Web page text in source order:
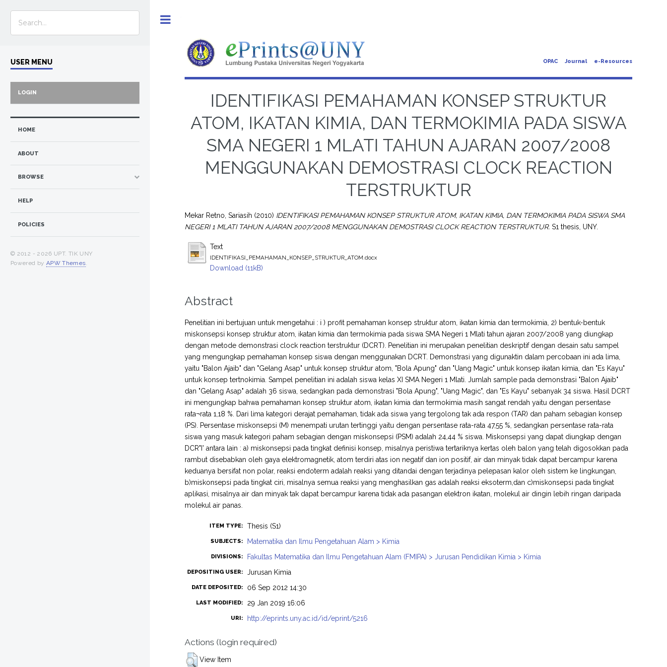
OPAC Journal e-Resources
IDENTIFIKASI PEMAHAMAN KONSEP STRUKTUR
ATOM, IKATAN KIMIA, DAN TERMOKIMIA PADA SISWA
SMA NEGERI 1 MLATI TAHUN AJARAN 2007/2008
MENGGUNAKAN DEMOSTRASI CLOCK REACTION
TERSTRUKTUR
Mekar Retno, Sariasih (2010) IDENTIFIKASI PEMAHAMAN KONSEP STRUKTUR ATOM, IKATAN KIMIA, DAN TERMOKIMIA PADA SISWA SMA
NEGERI 1 MLATI TAHUN AJARAN 2007/2008 MENGGUNAKAN DEMOSTRASI CLOCK REACTION TERSTRUKTUR. S1 thesis, UNY.
Text
IDENTIFIKASI_PEMAHAMAN_KONSEP_STRUKTUR_ATOM.docx
Download (11kB)
Abstract
Penelitian ini bertujuan untuk mengetahui : i ) profit pemahaman konsep struktur atom, ikatan kimia dan termokimia, 2) bentuk-bentuk
miskonsepsi konsep struktur atom, ikatan kimia dan termokimia pada siswa SMA Negeri 1 Mlati tahun ajaran 2007/2008 yang diungkap
dengan metode demonstrasi clock reaction terstruktur (DCRT). Penelitian ini merupakan penelitian deskriptif dengan desain satu sampel
yang mengungkap pemahaman konsep siswa dengan menggunakan DCRT. Demonstrasi yang digunaktin dalam percobaan ini ada lima,
yaitu "Balon Ajaib" dan "Gelang Asap" untuk konsep struktur atom, "Bola Apung" dan "Uang Magic" untuk konsep ikatan kimia, dan "Es Kayu"
untuk konsep tertnokimia. Sampel penelitian ini adalah siswa kelas XI SMA Negeri 1 Mlati. Jumlah sample pada demonstrasi "Balon Ajaib"
dan "Gelang Asap" adalah 36 siswa, sedangkan pada demonstrasi "Bola Apung", "Uang Magic", dan "Es Kayu" sebanyak 34 siswa. Hasil DCRT
ini mengungkap bahwa pemahaman konsep struktur atom, ikatan kimia dan termokimia masih sangat rendah yaitu dengan persentase
rata¬rata 1,18 %. Dari lima kategori derajat pemahaman, tidak ada siswa yang tergolong tak ada respon (TAR) dan paham sebagian konsep
(PS). Persentase miskonsepsi (M) menempati urutan tertinggi yaitu dengan persentase rata-rata 47,55 %, sedangkan persentase rata-rata
siswa yang masuk kategori paham sebagian dengan miskonsepsi (PSM) adalah 24,44 % siswa. Miskonsepsi yang dapat diungkap dengan
DCR"I' antara lain : a) miskonsepsi pada tingkat definisi konsep, misalnya peristiwa tertariknya kertas oleh balon yang telah digosokkan pada
rambut disebabkan oleh gaya elektromagnetik, atom terdiri atas ion negatif dan ion positif, air dan minyak tidak dapat bercampur karena
keduanya bersifat non polar, reaksi endoterm adalah reaksi yang ditandai dengan terjadinya pelepasan kalor oleh sistem ke lingkungan,
b)miskonsepsi pada tingkat ciri, misalnya semua reaksi yang menghasilkan gas adalah reaksi eksoterm,dan c)miskonsepsi pada tingkat
aplikasi, misalnya air dan minyak tak dapat bercampur karena tidak ada pasangan elektron ikatan, molekul air dingin lebih ringan daripada
molekul air panas.
ITEM TYPE: Thesis (S1)
SUBJECTS: Matematika dan Ilmu Pengetahuan Alam > Kimia
DIVISIONS: Fakultas Matematika dan Ilmu Pengetahuan Alam (FMIPA) > Jurusan Pendidikan Kimia > Kimia
DEPOSITING USER: Jurusan Kimia
DATE DEPOSITED: 06 Sep 2012 14:30
LAST MODIFIED: 29 Jan 2019 16:06
URI: http://eprints.uny.ac.id/id/eprint/5216
Actions (login required)
View Item
USER MENU
LOGIN
HOME
ABOUT
BROWSE
HELP
POLICIES
© 2012 - 2026 UPT. TIK UNY
Powered by APW Themes